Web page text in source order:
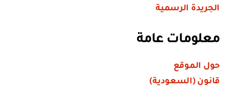
الجريدة الرسمية
معلومات عامة
حول الموقع
قانون (السعودية)